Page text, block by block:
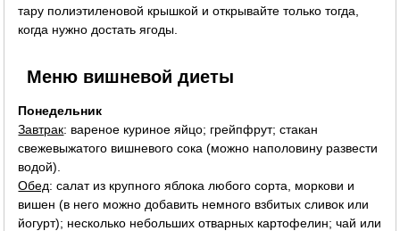
тару полиэтиленовой крышкой и открывайте только тогда,
когда нужно достать ягоды.
Меню вишневой диеты
Понедельник
Завтрак: вареное куриное яйцо; грейпфрут; стакан
свежевыжатого вишневого сока (можно наполовину развести
водой).
Обед: салат из крупного яблока любого сорта, моркови и
вишен (в него можно добавить немного взбитых сливок или
йогурт); несколько небольших отварных картофелин; чай или